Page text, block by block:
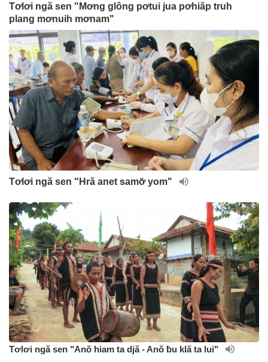
Tơlơi ngă sen "Mơng glông pơtui jua pơhiăp truh
plang mơnuih mơnam"
Tơlơi ngă sen "Hră anet samơ̆ yom"
Tơlơi ngă sen "Anŏ hiam ta djă - Anŏ ƀu klă ta lui"